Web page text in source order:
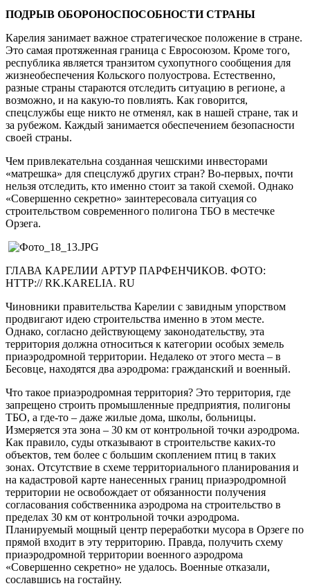
ПОДРЫВ ОБОРОНОСПОСОБНОСТИ СТРАНЫ
Карелия занимает важное стратегическое положение в стране.
Это самая протяженная граница с Евросоюзом. Кроме того,
республика является транзитом сухопутного сообщения для
жизнеобеспечения Кольского полуострова. Естественно,
разные страны стараются отследить ситуацию в регионе, а
возможно, и на какую-то повлиять. Как говорится,
спецслужбы еще никто не отменял, как в нашей стране, так и
за рубежом. Каждый занимается обеспечением безопасности
своей страны.
Чем привлекательна созданная чешскими инвесторами
«матрешка» для спецслужб других стран? Во-первых, почти
нельзя отследить, кто именно стоит за такой схемой. Однако
«Совершенно секретно» заинтересовала ситуация со
строительством современного полигона ТБО в местечке
Орзега.
ГЛАВА КАРЕЛИИ АРТУР ПАРФЕНЧИКОВ. ФОТО:
HTTP:// RK.KARELIA. RU
Чиновники правительства Карелии с завидным упорством
продвигают идею строительства именно в этом месте.
Однако, согласно действующему законодательству, эта
территория должна относиться к категории особых земель
приаэродромной территории. Недалеко от этого места – в
Бесовце, находятся два аэродрома: гражданский и военный.
Что такое приаэродромная территория? Это территория, где
запрещено строить промышленные предприятия, полигоны
ТБО, а где-то – даже жилые дома, школы, больницы.
Измеряется эта зона – 30 км от контрольной точки аэродрома.
Как правило, суды отказывают в строительстве каких-то
объектов, тем более с большим скоплением птиц в таких
зонах. Отсутствие в схеме территориального планирования и
на кадастровой карте нанесенных границ приаэродромной
территории не освобождает от обязанности получения
согласования собственника аэродрома на строительство в
пределах 30 км от контрольной точки аэродрома.
Планируемый мощный центр переработки мусора в Орзеге по
прямой входит в эту территорию. Правда, получить схему
приаэродромной территории военного аэродрома
«Совершенно секретно» не удалось. Военные отказали,
сославшись на гостайну.